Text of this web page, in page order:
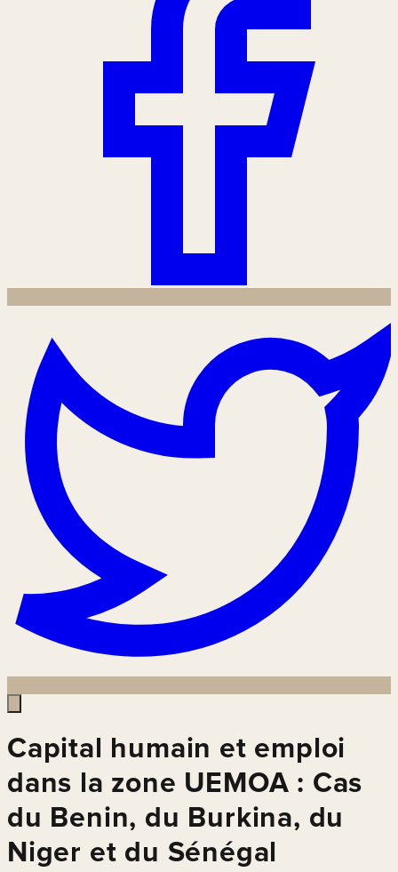
Capital humain et emploi
dans la zone UEMOA : Cas
du Benin, du Burkina, du
Niger et du Sénégal